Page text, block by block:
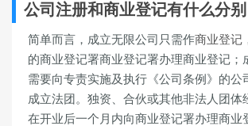
公司注册和商业登记有什么分别
简单而言，成立无限公司只需作商业登记
的商业登记署商业登记署办理商业登记；
需要向专责实施及执行《公司条例》的公
成立法团。独资、合伙或其他非法人团体
在开业后一个月内向商业登记署办理商业